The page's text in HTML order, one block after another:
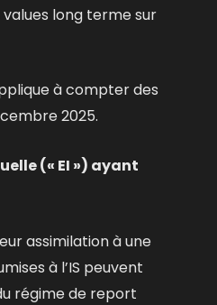
long terme sur
à compter des
2025.
(« EI ») ayant
assimilation à une
à l’IS peuvent
régime de report